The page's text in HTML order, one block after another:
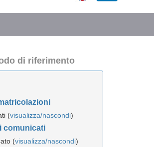
di riferimento
(visualizza/nascondi)
comunicati
(visualizza/nascondi)